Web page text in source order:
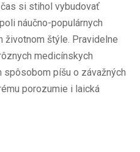
si stihol vybudovať
náučno-populárnych
životnom štýle. Pravidelne
medicínskych
píšu o závažných
porozumie i laická